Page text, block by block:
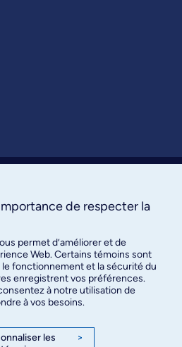
de respecter la
permet d’améliorer et de
Web. Certains témoins sont
fonctionnement et la sécurité du
enregistrent vos préférences.
à notre utilisation de
à vos besoins.
les
>